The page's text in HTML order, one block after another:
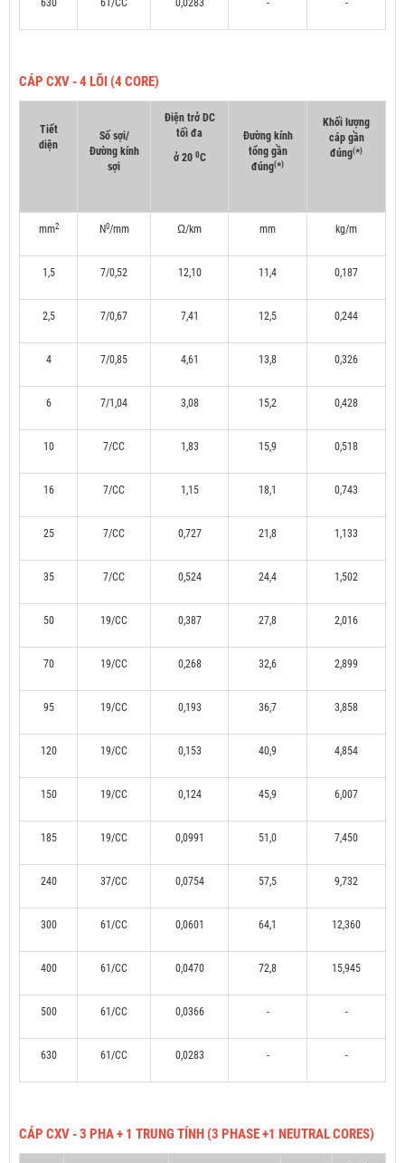
630 61/CC 0,0283 - -
CÁP CXV - 4 LÕI (4 CORE)
Tiết
diện
Số sợi/
Đường kính
sợi
Điện trở DC
tối đa
ở 20 0C
Đường kính
tổng gần
đúng(*)
Khối lượng
cáp gần
đúng(*)
mm2 N0/mm Ω/km mm kg/m
1,5 7/0,52 12,10 11,4 0,187
2,5 7/0,67 7,41 12,5 0,244
4 7/0,85 4,61 13,8 0,326
6 7/1,04 3,08 15,2 0,428
10 7/CC 1,83 15,9 0,518
16 7/CC 1,15 18,1 0,743
25 7/CC 0,727 21,8 1,133
35 7/CC 0,524 24,4 1,502
50 19/CC 0,387 27,8 2,016
70 19/CC 0,268 32,6 2,899
95 19/CC 0,193 36,7 3,858
120 19/CC 0,153 40,9 4,854
150 19/CC 0,124 45,9 6,007
185 19/CC 0,0991 51,0 7,450
240 37/CC 0,0754 57,5 9,732
300 61/CC 0,0601 64,1 12,360
400 61/CC 0,0470 72,8 15,945
500 61/CC 0,0366 - -
630 61/CC 0,0283 - -
CÁP CXV - 3 PHA + 1 TRUNG TÍNH (3 PHASE +1 NEUTRAL CORES)